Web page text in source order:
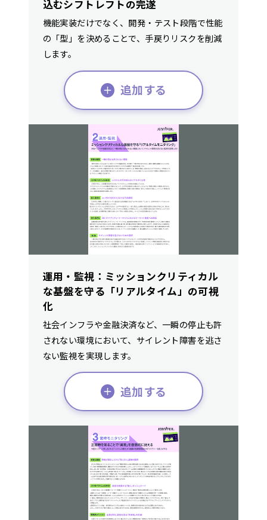
込むシフトレフトの完遂
機能実装だけでなく、開発・テスト段階で性能
の「型」を決めることで、手戻りリスクを削減
します。
追加する
運用・監視：ミッションクリティカル
な基盤を守る「リアルタイム」の可視
化
社会インフラや金融決済など、一瞬の停止も許
されない環境において、サイレント障害を逃さ
ない監視を実現します。
追加する